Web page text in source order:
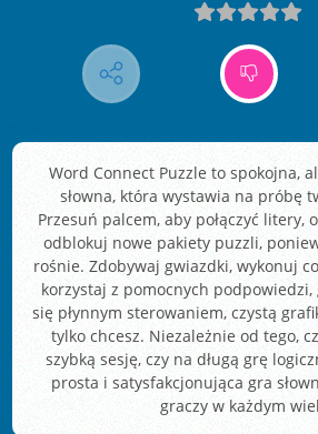
Word Connect Puzzle to spokojna,
słowna, która wystawia na próbę
Przesuń palcem, aby połączyć litery,
odblokuj nowe pakiety puzzli,
rośnie. Zdobywaj gwiazdki, wykonuj
korzystaj z pomocnych podpowiedzi,
się płynnym sterowaniem, czystą
tylko chcesz. Niezależnie od tego,
szybką sesję, czy na długą grę
prosta i satysfakcjonująca gra
graczy w każdym